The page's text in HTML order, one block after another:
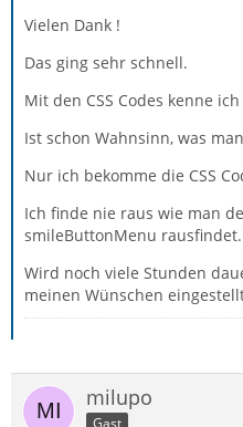
Vielen Dank !
Das ging sehr schnell.
Mit den CSS Codes kenne
Ist schon Wahnsinn, was
Nur ich bekomme die CSS
Ich finde nie raus wie man
smileButtonMenu rausfindet.
Wird noch viele Stunden
meinen Wünschen
milupo